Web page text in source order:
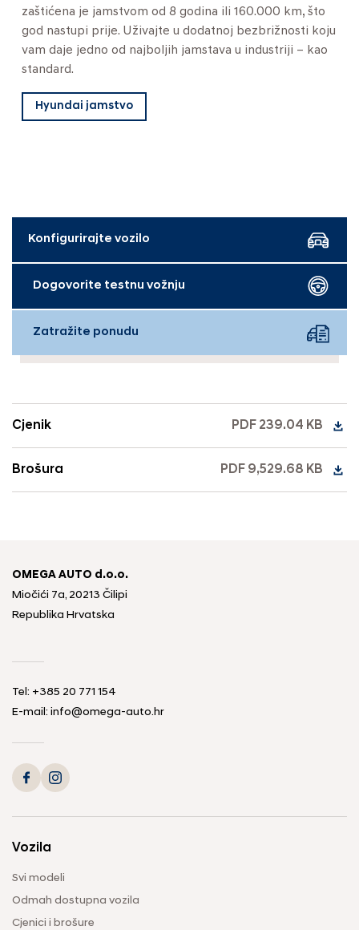
zaštićena je jamstvom od 8 godina ili 160.000 km, što
god nastupi prije. Uživajte u dodatnoj bezbrižnosti koju
vam daje jedno od najboljih jamstava u industriji – kao
standard.
Hyundai jamstvo
Konfigurirajte vozilo
Dogovorite testnu vožnju
Zatražite ponudu
Cjenik PDF 239.04 KB
Brošura PDF 9,529.68 KB
OMEGA AUTO d.o.o.
Miočići 7a, 20213 Čilipi
Republika Hrvatska
Tel: +385 20 771 154
E-mail: info@omega-auto.hr
Vozila
Svi modeli
Odmah dostupna vozila
Cjenici i brošure